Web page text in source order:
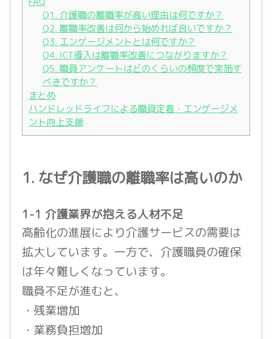
Q1. 介護職の離職率が高い理由は何ですか？
Q2. 離職率改善は何から始めれば良いですか？
Q3. エンゲージメントとは何ですか？
Q4. ICT導入は離職率改善につながりますか？
Q5. 職員アンケートはどのくらいの頻度で実施す
べきですか？
まとめ
ハンドレッドライフによる職員定着・エンゲージメ
ント向上支援
1. なぜ介護職の離職率は高いのか
1-1 介護業界が抱える人材不足
高齢化の進展により介護サービスの需要は
拡大しています。一方で、介護職員の確保
は年々難しくなっています。
職員不足が進むと、
・残業増加
・業務負担増加